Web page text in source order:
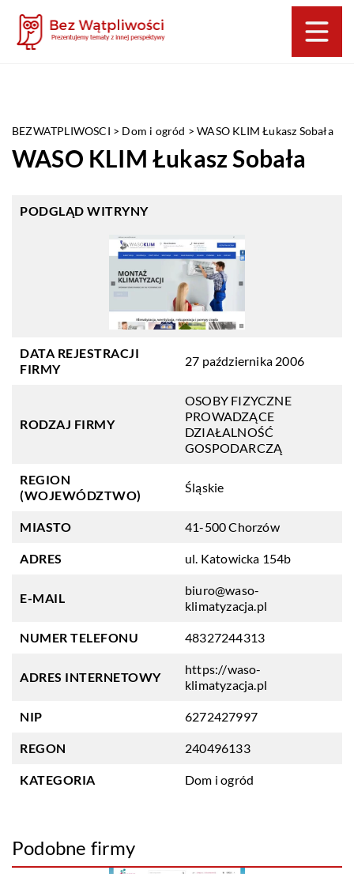
BEZWATPLIWOSCI > Dom i ogród >WASO KLIM Łukasz Sobała
WASO KLIM Łukasz Sobała
PODGLĄD WITRYNY
DATA REJESTRACJI
FIRMY
27 października 2006
RODZAJ FIRMY
OSOBY FIZYCZNE
PROWADZĄCE
DZIAŁALNOŚĆ
GOSPODARCZĄ
REGION
(WOJEWÓDZTWO)
Śląskie
MIASTO 41-500 Chorzów
ADRES ul. Katowicka 154b
E-MAIL
biuro@waso-
klimatyzacja.pl
NUMER TELEFONU 48327244313
ADRES INTERNETOWY
https://waso-
klimatyzacja.pl
NIP 6272427997
REGON 240496133
KATEGORIA Dom i ogród
Podobne firmy